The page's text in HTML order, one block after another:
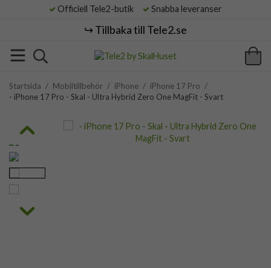
Officiell Tele2-butik Snabba leveranser
↪️ Tillbaka till Tele2.se
Startsida / Mobiltillbehör / iPhone / iPhone 17 Pro /
- iPhone 17 Pro - Skal - Ultra Hybrid Zero One MagFit - Svart